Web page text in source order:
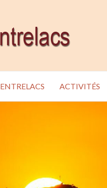
ENTRELACS ACTIVITÉS